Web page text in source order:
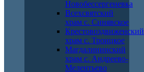
Новобессергеневка
Всехсвятский
храм с. Синявское
Крестовоздвиженский
храм с. Троицкое
Магдалининский
храм с. Андреево-
Мелентьево